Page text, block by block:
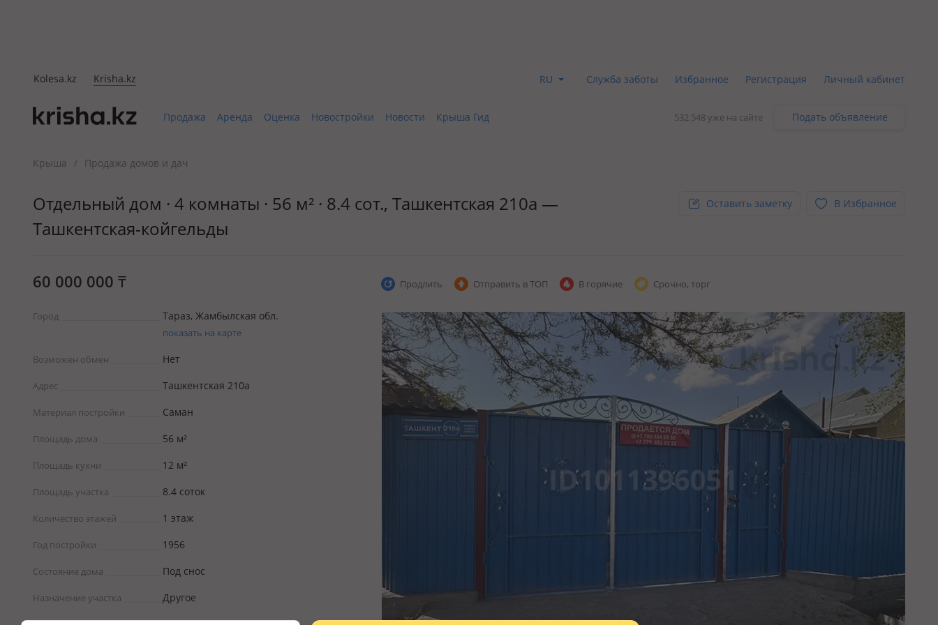
Kolesa.kz Krisha.kz RU Служба заботы Избранное Регистрация Личный кабинет
Продажа Аренда Оценка Новостройки Новости Крыша Гид 532 548 уже на сайте Подать объявление
Крыша / Продажа домов и дач
Отдельный дом · 4 комнаты · 56 м² · 8.4 сот., Ташкентская 210а —
Ташкентская-койгельды
Оставить заметку В Избранное
60 000 000 ₸
Город Тараз, Жамбылская обл.
показать на карте
Возможен обмен Нет
Адрес Ташкентская 210а
Материал постройки Саман
Площадь дома 56 м²
Площадь кухни 12 м²
Площадь участка 8.4 соток
Количество этажей 1 этаж
Год постройки 1956
Состояние дома Под снос
Назначение участка Другое
Продлить Отправить в ТОП В горячие Срочно, торг